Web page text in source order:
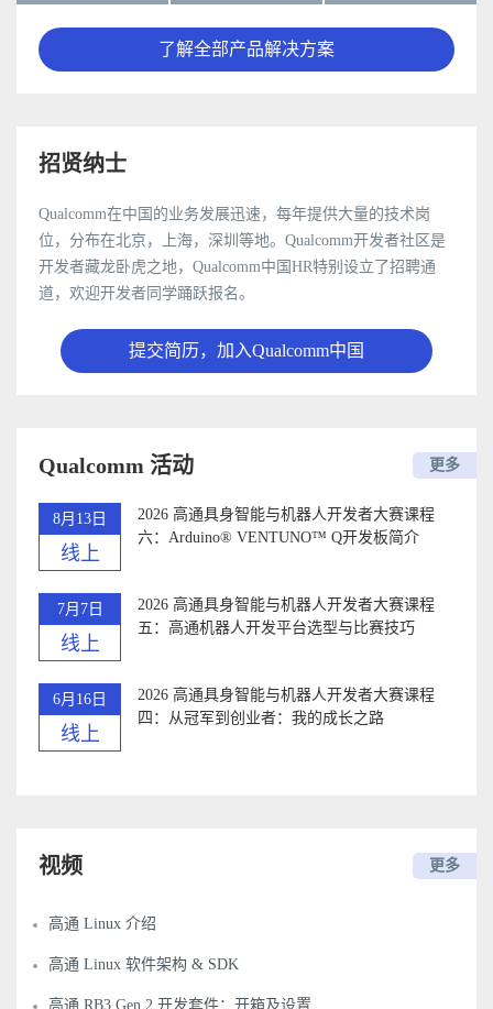
了解全部产品解决方案
招贤纳士
Qualcomm在中国的业务发展迅速，每年提供大量的技术岗
位，分布在北京，上海，深圳等地。Qualcomm开发者社区是
开发者藏龙卧虎之地，Qualcomm中国HR特别设立了招聘通
道，欢迎开发者同学踊跃报名。
提交简历，加入Qualcomm中国
Qualcomm 活动 更多
8月13日
线上
2026 高通具身智能与机器人开发者大赛课程
六：Arduino®️ VENTUNO™ Q开发板简介
7月7日
线上
2026 高通具身智能与机器人开发者大赛课程
五：高通机器人开发平台选型与比赛技巧
6月16日
线上
2026 高通具身智能与机器人开发者大赛课程
四：从冠军到创业者：我的成长之路
视频 更多
高通 Linux 介绍
高通 Linux 软件架构 & SDK
高通 RB3 Gen 2 开发套件：开箱及设置